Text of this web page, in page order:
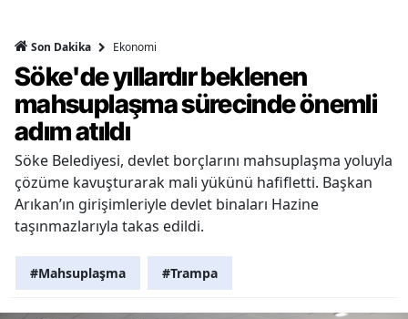
Son Dakika Ekonomi
Söke'de yıllardır beklenen
mahsuplaşma sürecinde önemli
adım atıldı
Söke Belediyesi, devlet borçlarını mahsuplaşma yoluyla
çözüme kavuşturarak mali yükünü hafifletti. Başkan
Arıkan’ın girişimleriyle devlet binaları Hazine
taşınmazlarıyla takas edildi.
#Mahsuplaşma #Trampa